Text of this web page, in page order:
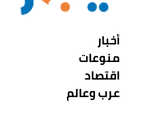
أخبار
منوعات
اقتصاد
عرب وعالم